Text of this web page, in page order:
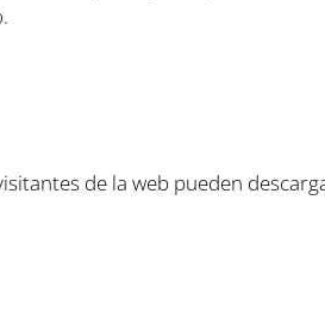
de la web pueden